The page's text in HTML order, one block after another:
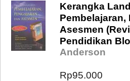
Kerangka
Pembelajaran,
Asesmen
Pendidikan
Anderson
Rp95.000